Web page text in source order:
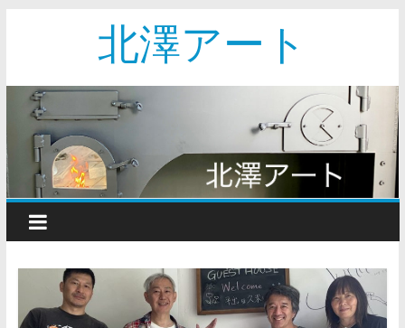
北澤アート